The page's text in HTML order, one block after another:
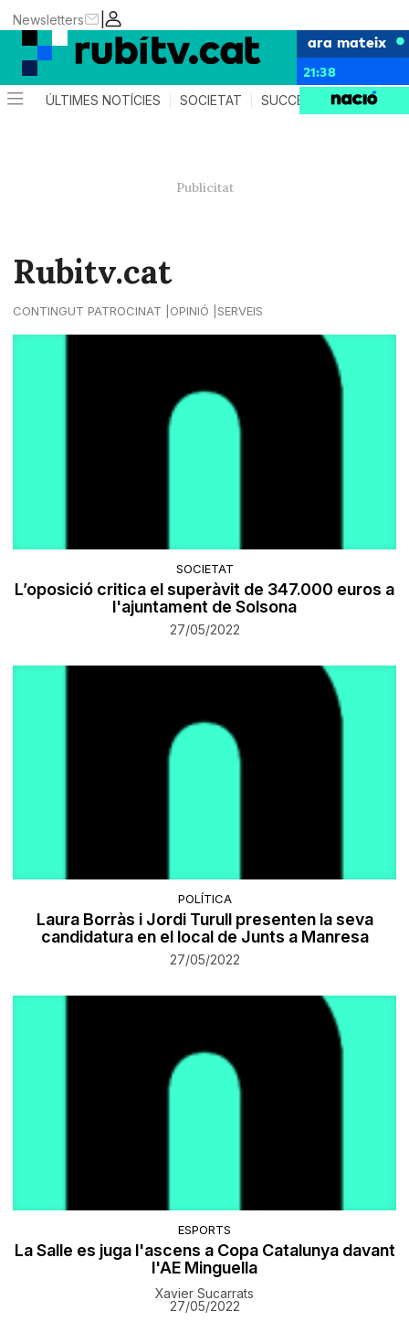
|
Newsletters
ara mateix
21:38
ÚLTIMES NOTÍCIES SOCIETAT SUCCESSOS
Rubitv.cat
CONTINGUT PATROCINAT OPINIÓ SERVEIS
SOCIETAT
L’oposició critica el superàvit de 347.000 euros a
l'ajuntament de Solsona
27/05/2022
POLÍTICA
Laura Borràs i Jordi Turull presenten la seva
candidatura en el local de Junts a Manresa
27/05/2022
ESPORTS
La Salle es juga l'ascens a Copa Catalunya davant
l'AE Minguella
Xavier Sucarrats
27/05/2022